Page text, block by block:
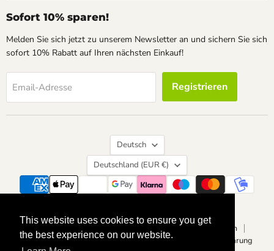
This website uses cookies to ensure you get
the best experience on our website.
This website uses cookies to ensure you get
the best experience on our website.
Sofort 10% sparen!
Melden Sie sich jetzt zu unserem Newsletter an und sichern Sie sich
sofort 10% Rabatt auf Ihren nächsten Einkauf!
Email-Adresse Registrieren
Sprache
Deutsch
Land
Deutschland (EUR €)
Suchen Kontakt Über uns
Widerrufsrecht
Vertrag widerrufen
Datenschutzerklärung
Impressum
Allgemeine Geschäftsbedingungen
Barrierefreiheitserklärung